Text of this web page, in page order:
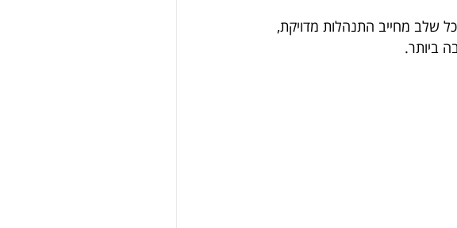
שלב מחייב התנהלות מדויקת,
ביותר.